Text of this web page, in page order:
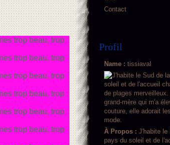
Contact
Profil
Name : tissiaval
À Propos : J'habite le
pays du soleil et de